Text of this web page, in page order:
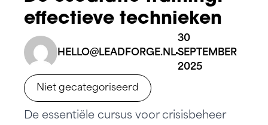
effectieve technieken
HELLO@LEADFORGE.NL
30
SEPTEMBER
2025
Niet gecategoriseerd
De essentiële cursus voor crisisbeheer